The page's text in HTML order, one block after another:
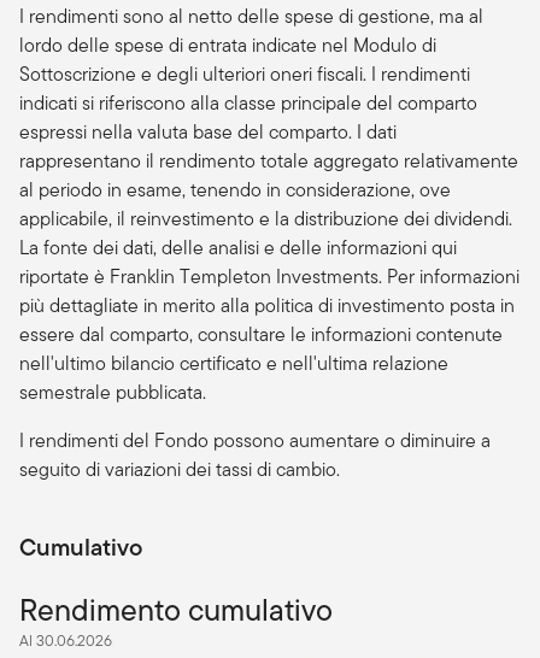
I rendimenti sono al netto delle spese di gestione, ma al
lordo delle spese di entrata indicate nel Modulo di
Sottoscrizione e degli ulteriori oneri fiscali. I rendimenti
indicati si riferiscono alla classe principale del comparto
espressi nella valuta base del comparto. I dati
rappresentano il rendimento totale aggregato relativamente
al periodo in esame, tenendo in considerazione, ove
applicabile, il reinvestimento e la distribuzione dei dividendi.
La fonte dei dati, delle analisi e delle informazioni qui
riportate è Franklin Templeton Investments. Per informazioni
più dettagliate in merito alla politica di investimento posta in
essere dal comparto, consultare le informazioni contenute
nell'ultimo bilancio certificato e nell'ultima relazione
semestrale pubblicata.
I rendimenti del Fondo possono aumentare o diminuire a
seguito di variazioni dei tassi di cambio.
Cumulativo
Rendimento cumulativo
Al 30.06.2026